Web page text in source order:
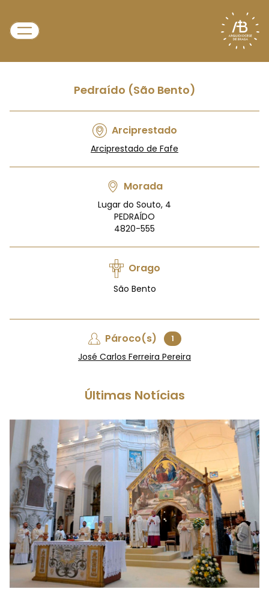
Pedraído (São Bento)
Arciprestado
Arciprestado de Fafe
Morada
Lugar do Souto, 4
PEDRAÍDO
4820-555
Orago
São Bento
Pároco(s) 1
José Carlos Ferreira Pereira
Últimas Notícias